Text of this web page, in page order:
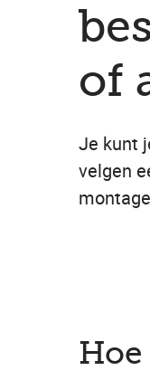
of
Je kunt
velgen